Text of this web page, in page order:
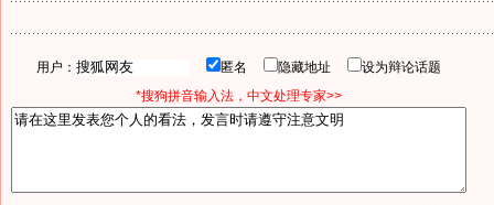
用户： 匿名 隐藏地址
设为辩论话题
*搜狗拼音输入法，中文处理专家>>